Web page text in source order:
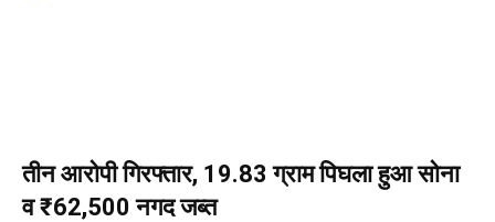
तीन आरोपी गिरफ्तार, 19.83 ग्राम पिघला हुआ सोना
व ₹62,500 नगद जब्त